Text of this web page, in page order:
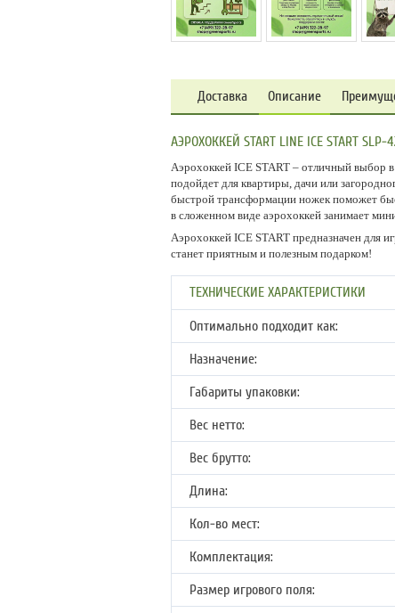
Доставка Описание
АЭРОХОККЕЙ START LINE ICE START
Аэрохоккей ICE START – отличный выбор в
подойдет для квартиры, дачи или
быстрой трансформации ножек поможет
в сложенном виде аэрохоккей занимает
Аэрохоккей ICE START предназначен для
станет приятным и полезным подарком!
ТЕХНИЧЕСКИЕ ХАРАКТЕРИСТИКИ
Оптимально подходит как:
Назначение:
Габариты упаковки:
Вес нетто:
Вес брутто:
Длина:
Кол-во мест:
Комплектация:
Размер игрового поля: